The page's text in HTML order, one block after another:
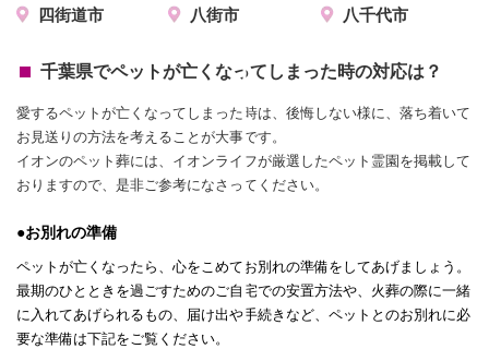
四街道市 八街市 八千代市
千葉県でペットが亡くなってしまった時の対応は？
愛するペットが亡くなってしまった時は、後悔しない様に、落ち着いて
お見送りの方法を考えることが大事です。
イオンのペット葬には、イオンライフが厳選したペット霊園を掲載して
おりますので、是非ご参考になさってください。
●お別れの準備
ペットが亡くなったら、心をこめてお別れの準備をしてあげましょう。
最期のひとときを過ごすためのご自宅での安置方法や、火葬の際に一緒
に入れてあげられるもの、届け出や手続きなど、ペットとのお別れに必
要な準備は下記をご覧ください。